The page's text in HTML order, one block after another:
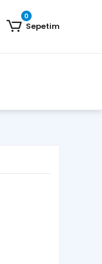
0
Sepetim